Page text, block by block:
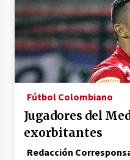
Fútbol Colombiano
Jugadores del
exorbitantes
Redacción